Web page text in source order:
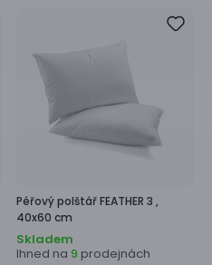
Péřový polštářFEATHER 3 ,
40x60 cm
Skladem
Ihned na 9 prodejnách